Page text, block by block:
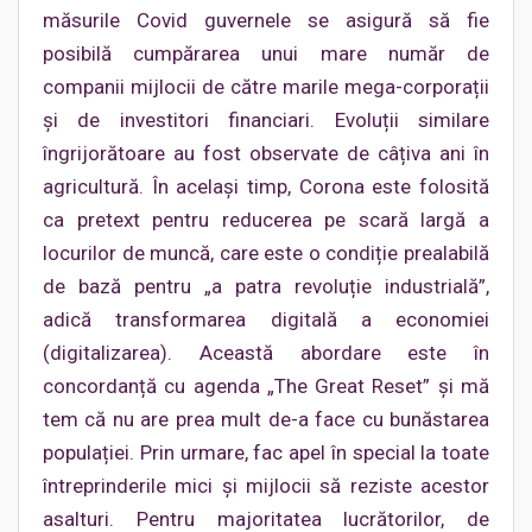
măsurile Covid guvernele se asigură să fie
posibilă cumpărarea unui mare număr de
companii mijlocii de către marile mega-corporații
și de investitori financiari. Evoluții similare
îngrijorătoare au fost observate de câțiva ani în
agricultură. În același timp, Corona este folosită
ca pretext pentru reducerea pe scară largă a
locurilor de muncă, care este o condiție prealabilă
de bază pentru „a patra revoluție industrială”,
adică transformarea digitală a economiei
(digitalizarea). Această abordare este în
concordanță cu agenda „The Great Reset” și mă
tem că nu are prea mult de-a face cu bunăstarea
populației. Prin urmare, fac apel în special la toate
întreprinderile mici și mijlocii să reziste acestor
asalturi. Pentru majoritatea lucrătorilor, de